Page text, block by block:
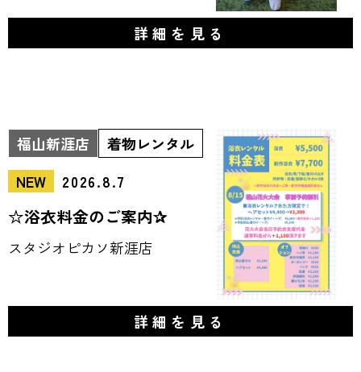
詳細を見る
福山新涯店
着物レンタル
NEW
2026.8.7
☆浴衣料金のご案内✰
スタジオピカソ新涯店
詳細を見る